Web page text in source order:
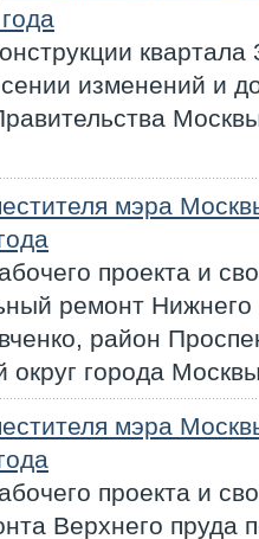
изменений и
мэра
проекта и
ремонт Нижнего
район
округ города
мэра
проекта и
Верхнего пруда